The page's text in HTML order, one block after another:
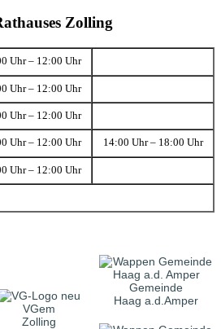
Zolling
Uhr – 12:00 Uhr
Uhr – 12:00 Uhr
Uhr – 12:00 Uhr
Uhr – 12:00 Uhr 14:00 Uhr – 18:00 Uhr
Uhr – 12:00 Uhr
VGem
Zolling
Gemeinde
Haag a.d.Amper